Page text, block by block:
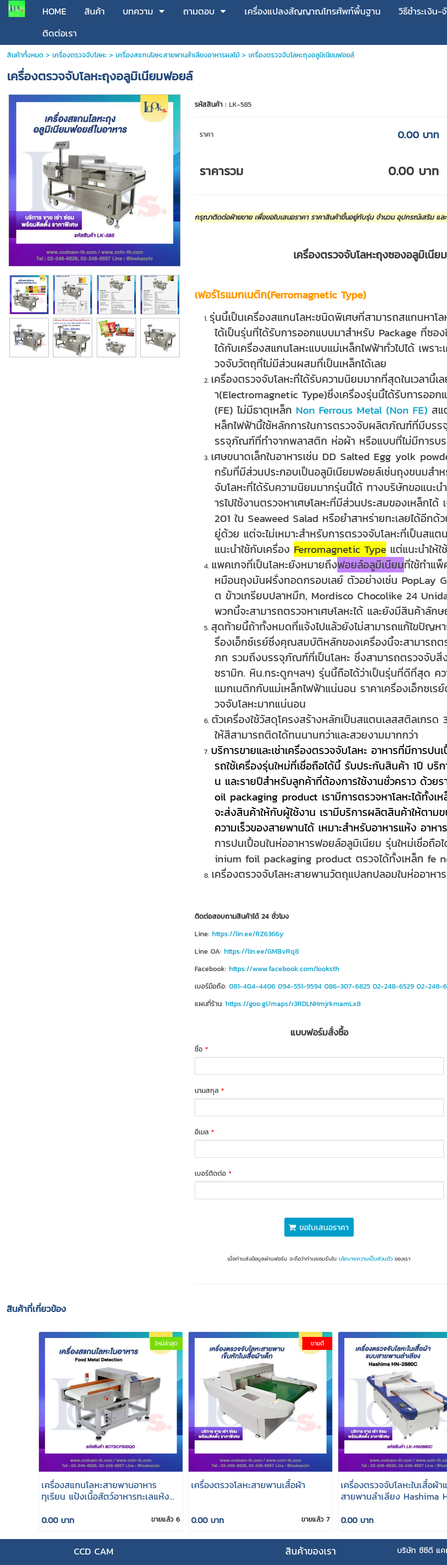
HOME สินค้า บทความ ถามตอบ เครื่องแปลงสัญญาณโทรศัพท์พื้นฐาน
วิธีชำระเงิน-
ติดต่อเรา
สินค้าทั้งหมด> เครื่องตรวจจับโลหะ > เครื่องสแกนโลหะสายพานลำเลียงอาหารผลไม้> เครื่องตรวจจับโลหะถุงอลูมิเนียมฟอยล์
เครื่องตรวจจับโลหะถุงอลูมิเนียมฟอยล์
รหัสสินค้า : LK-585
ราคา 0.00 บาท
ราคารวม 0.00 บาท
กรุณาติดต่อฝ่ายขาย เพื่อขอใบเสนอราคา ราคาสินค้าขึ้นอยู่กับรุ่น จำนวน อุปกรณ์เสริม แ
เครื่องตรวจจับโลหะถุงซองอลูมิเนี
เฟอร์โรแมกเนติก(Ferromagnetic Type)
รุ่นนี้เป็นเครื่องสแกนโลหะชนิดพิเศษที่สามารถสแกนหาโ
ได้เป็นรุ่นที่ได้รับการออกแบบมาสำหรับ Package ที่ซอ
ได้กับเครื่องสแกนโลหะแบบแม่เหล็กไฟฟ้าทั่วไปได้ เพร
วจจับวัตถุที่ไม่มีส่วนผสมที่เป็นเหล็กได้เลย
เครื่องตรวจจับโลหะที่ได้รับความนิยมมากที่สุดในเวลานี้
า(Electromagnetic Type)ซึ่งเครื่องรุ่นนี้ได้รับการออ
(FE) ไม่มีธาตุเหล็ก Non Ferrous Metal (Non FE) สแ
หล็กไฟฟ้านี้ใช้หลักการในการตรวจจับผลิตภัณฑ์ที่มีบ
รรจุภัณฑ์ที่ทำจากพลาสติก ห่อผ้า หรือแบบที่ไม่มีการ
เศษขนาดเล็กในอาหารเช่น DD Salted Egg yolk
กรัมที่มีส่วนประกอบเป็นอลูมิเนียมฟอยล์เช่นถุงขนมสำห
จับโลหะที่ได้รับความนิยมมากรุ่นนี้ได้ ทางบริษัทขอแนะน
ารไปใช้งานตรวจหาเศษโลหะที่มีส่วนประสมของเหล็กไ
201 ใน Seaweed Salad หรือยำสาหร่ายทะเลยได้อีก
ยู่ด้วย แต่จะไม่เหมาะสำหรับการตรวจจับโลหะที่เป็นส
แนะนำใช้กับเครื่อง Ferromagnetic Typeแต่แนะนำให้
แพคเกจที่เป็นโลหะยังหมายถึงฟอยล์อลูมิเนียมที่ใช้ทำแพ็
หมือนถุงมันฝรั่งทอดกรอบเลย์ ตัวอย่างเช่น PopLay
ต ข้าวเกรียบปลาหมึก, Mordisco Chocolike 24
พวกนี้จะสามารถตรวจหาเศษโลหะได้ และยังมีสินค้าลัก
สุดท้ายนี้ถ้าทั้งหมดที่แจ้งไปแล้วยังไม่สามารถแก้ไขปัญหา
รื่องเอ็กซ์เรย์ซึ่งคุณสมบัติหลักของเครื่องนี้จะสามารถ
ภท รวมถึงบรรจุภัณฑ์ที่เป็นโลหะ ซึ่งสามารถตรวจจับสิ่
ซรามิก. หิน.กระดูกฯลฯ) รุ่นนี้ถือได้ว่าเป็นรุ่นที่ดีที่สุด ค
แมกเนติกกับแม่เหล็กไฟฟ้าแน่นอน ราคาเครื่องเอ็กซเ
วจจับโลหะมากแน่นอน
ตัวเครื่องใช้วัสดุโครงสร้างหลักเป็นสแตนเลสสติลเกร
ให้สีสามารถติดได้ทนนานกว่าและสวยงามมากกว่า
บริการขายและเช่าเครื่องตรวจจับโลหะ อาหารที่มีการ
รถใช้เครื่องรุ่นใหม่ที่เชื่อถือได้นี้ รับประกันสินค้า 1ปี บริ
น และรายปีสำหรับลูกค้าที่ต้องการใช้งานชั่วคราว ด้
oil packaging product เรามีการตรวจหาโลหะได้ทั้
จะส่งสินค้าให้กับผู้ใช้งาน เรามีบริการผลิตสินค้าให้ต
ความเร็วของสายพานได้ เหมาะสำหรับอาหารแห้ง อา
การปนเปื้อนในห่ออาหารฟอยล์อลูมิเนียม รุ่นใหม่เชื่อ
inium foil packaging product ตรวจได้ทั้งเหล็ก fe
เครื่องตรวจจับโลหะสายพานวัตถุแปลกปลอมในห่ออาห
ติดต่อสอบถามสินค้าได้ 24 ชั่วโมง
Line: https://lin.ee/RZ6366y
Line OA: https://lin.ee/GMBvRq8
Facebook: https://www.facebook.com/looksth
เบอร์มือถือ: 081-404-4406 094-551-9594 086-307-6825 02-248-6529 02-248-
แผนที่ร้าน: https://goo.gl/maps/r3RDLNHmjrkmamLx8
แบบฟอร์มสั่งซื้อ
ชื่อ *
นามสกุล *
อีเมล *
เบอร์ติดต่อ *
ขอใบเสนอราคา
เมื่อท่านส่งข้อมูลผ่านฟอร์ม จะถือว่าท่านยอมรับในนโยบายความเป็นส่วนตัว ของเรา
สินค้าที่เกี่ยวข้อง
ใหม่ล่าสุด
เครื่องสแกนโลหะสายพานอาหาร
ทุเรียน แป้งเนื้อสัตว์อาหารทะเลแห้ง
0.00 บาท ขายแล้ว 6
ขายดี
เครื่องตรวจโลหะสายพานเสื้อผ้า
0.00 บาท ขายแล้ว 7
เครื่องตรวจจับโลหะในเสื้อผ้า
สายพานลำเลียง Hashima
0.00 บาท
CCD CAM สินค้าของเรา
บริษัท ซีซีดี แค